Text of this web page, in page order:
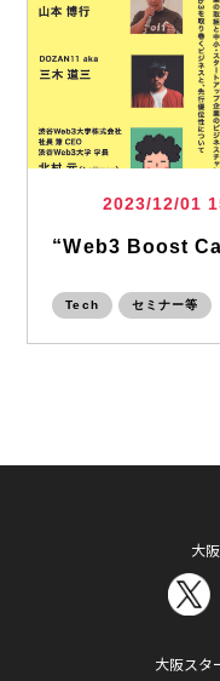
2023/12/01
“Web3 Boost
Tech セミナー等
大
大阪スタ